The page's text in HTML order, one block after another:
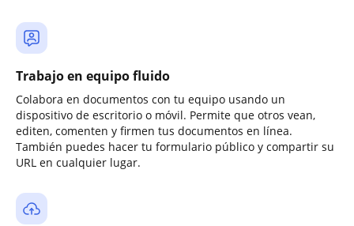
Trabajo en equipo fluido
Colabora en documentos con tu equipo usando un
dispositivo de escritorio o móvil. Permite que otros vean,
editen, comenten y firmen tus documentos en línea.
También puedes hacer tu formulario público y compartir su
URL en cualquier lugar.